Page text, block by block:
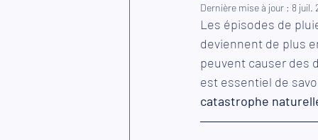
Dernière mise à jour : 8 juil.
Les épisodes de
deviennent de plus
peuvent causer des
est essentiel de
catastrophe